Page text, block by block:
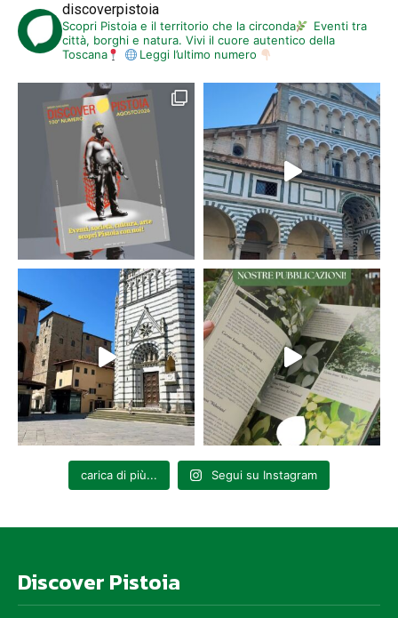
discoverpistoia
Scopri Pistoia e il territorio che la circonda
Eventi tra
città, borghi e natura. Vivi il cuore autentico della
Toscana
Leggi l’ultimo numero
carica di più... Segui su Instagram
Discover Pistoia